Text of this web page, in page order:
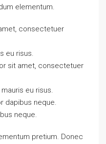
elementum.
consectetuer
eu risus.
sit amet, consectetuer
eu risus.
dapibus neque.
neque.
pretium. Donec